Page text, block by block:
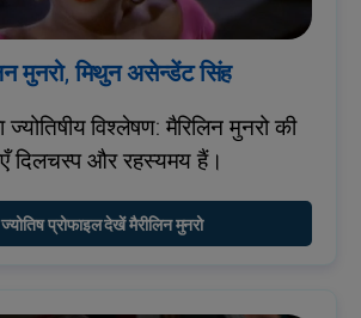
मुनरो, मिथुन असेन्डेंट सिंह
ज्योतिषीय विश्लेषण: मैरिलिन मुनरो की
दिलचस्प और रहस्यमय हैं।
प्रोफाइल देखें मैरीलिन मुनरो